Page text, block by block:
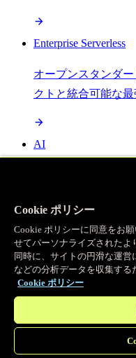
Enterprise Serverless
オープンスタンダ
クトと統合可能な
AI
Object Storage
送信量ゼロで大容量
プログラマブルキ
Cookie ポリシー
Cookie ポリシーに同意をお
せてパーソナライズされたよ
同時に、サイトの円滑な運
などの分析データを収集する
Cookie ポリシー